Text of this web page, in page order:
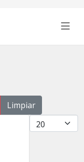
Limpiar
Cantidad